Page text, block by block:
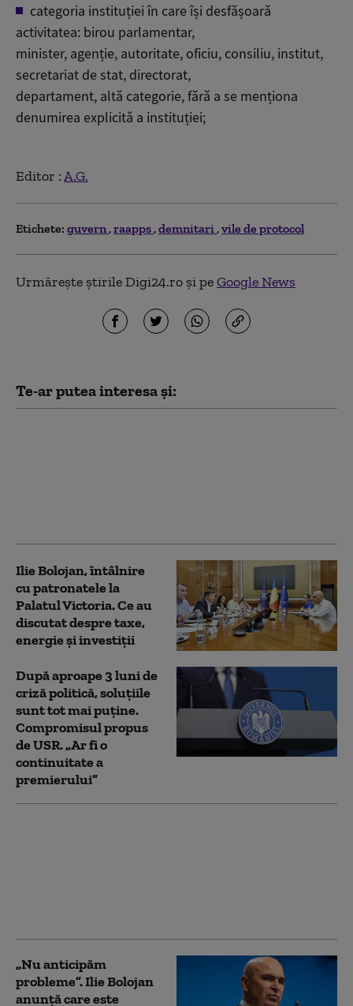
categoria instituției în care își desfășoară
activitatea: birou parlamentar,
minister, agenție, autoritate, oficiu, consiliu, institut,
secretariat de stat, directorat,
departament, altă categorie, fără a se menționa
denumirea explicită a instituției;
Editor :A.G.
Etichete: guvern raapps demnitari vile de protocol
Urmărește știrile Digi24.ro și peGoogle News
Te-ar putea interesa și:
Ilie Bolojan, întâlnire
cu patronatele la
Palatul Victoria. Ce au
discutat despre taxe,
energie și investiții
După aproape 3 luni de
criză politică, soluțiile
sunt tot mai puține.
Compromisul propus
de USR. „Ar fi o
continuitate a
premierului”
„Nu anticipăm
probleme”. Ilie Bolojan
anunță care este